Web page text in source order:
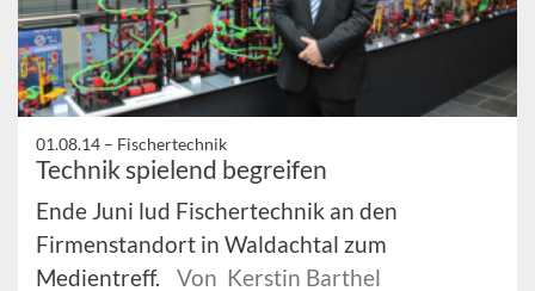
01.08.14 – Fischertechnik
Technik spielend begreifen
Ende Juni lud Fischertechnik an den
Firmenstandort in Waldachtal zum
Medientreff.
Von Kerstin Barthel